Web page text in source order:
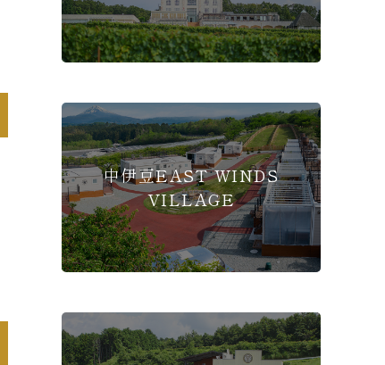
中伊豆EAST WINDS
VILLAGE